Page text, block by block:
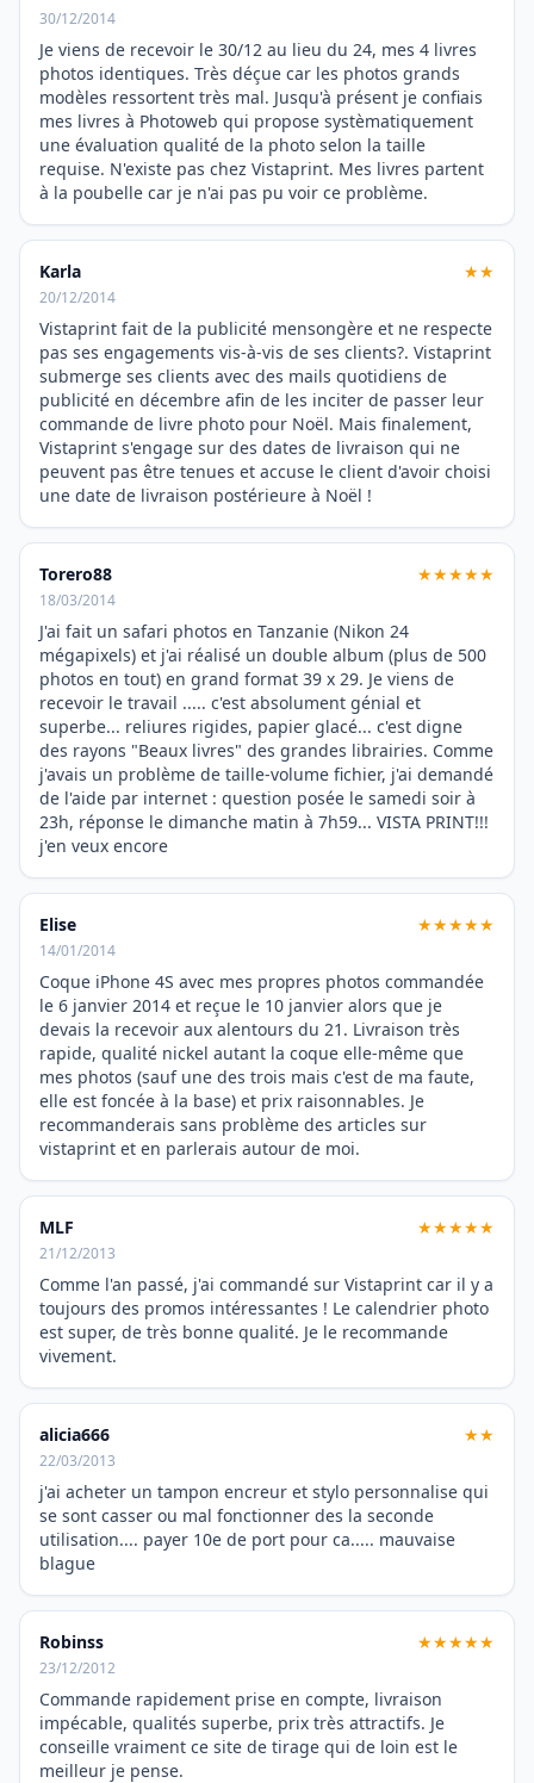
30/12/2014
Je viens de recevoir le 30/12 au lieu du 24, mes 4 livres
photos identiques. Très déçue car les photos grands
modèles ressortent très mal. Jusqu'à présent je confiais
mes livres à Photoweb qui propose systèmatiquement
une évaluation qualité de la photo selon la taille
requise. N'existe pas chez Vistaprint. Mes livres partent
à la poubelle car je n'ai pas pu voir ce problème.
Karla ★★
20/12/2014
Vistaprint fait de la publicité mensongère et ne respecte
pas ses engagements vis-à-vis de ses clients?. Vistaprint
submerge ses clients avec des mails quotidiens de
publicité en décembre afin de les inciter de passer leur
commande de livre photo pour Noël. Mais finalement,
Vistaprint s'engage sur des dates de livraison qui ne
peuvent pas être tenues et accuse le client d'avoir choisi
une date de livraison postérieure à Noël !
Torero88 ★★★★★
18/03/2014
J'ai fait un safari photos en Tanzanie (Nikon 24
mégapixels) et j'ai réalisé un double album (plus de 500
photos en tout) en grand format 39 x 29. Je viens de
recevoir le travail ..... c'est absolument génial et
superbe... reliures rigides, papier glacé... c'est digne
des rayons "Beaux livres" des grandes librairies. Comme
j'avais un problème de taille-volume fichier, j'ai demandé
de l'aide par internet : question posée le samedi soir à
23h, réponse le dimanche matin à 7h59... VISTA PRINT!!!
j'en veux encore
Elise ★★★★★
14/01/2014
Coque iPhone 4S avec mes propres photos commandée
le 6 janvier 2014 et reçue le 10 janvier alors que je
devais la recevoir aux alentours du 21. Livraison très
rapide, qualité nickel autant la coque elle-même que
mes photos (sauf une des trois mais c'est de ma faute,
elle est foncée à la base) et prix raisonnables. Je
recommanderais sans problème des articles sur
vistaprint et en parlerais autour de moi.
MLF ★★★★★
21/12/2013
Comme l'an passé, j'ai commandé sur Vistaprint car il y a
toujours des promos intéressantes ! Le calendrier photo
est super, de très bonne qualité. Je le recommande
vivement.
alicia666 ★★
22/03/2013
j'ai acheter un tampon encreur et stylo personnalise qui
se sont casser ou mal fonctionner des la seconde
utilisation.... payer 10e de port pour ca..... mauvaise
blague
Robinss ★★★★★
23/12/2012
Commande rapidement prise en compte, livraison
impécable, qualités superbe, prix très attractifs. Je
conseille vraiment ce site de tirage qui de loin est le
meilleur je pense.